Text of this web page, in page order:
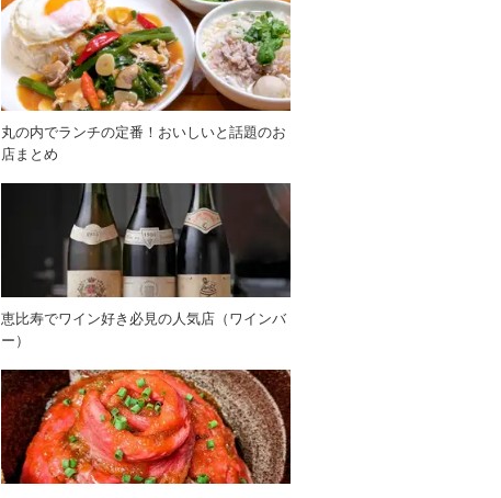
丸の内でランチの定番！おいしいと話題のお
店まとめ
恵比寿でワイン好き必見の人気店（ワインバ
ー）